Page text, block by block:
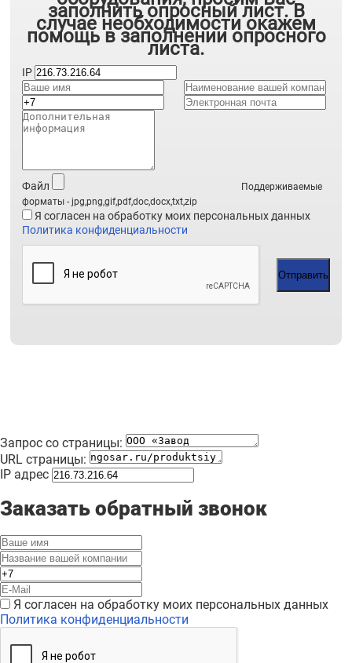
заполнить опросный лист. В
случае необходимости окажем
помощь в заполнении опросного
листа.
IP
Файл
Поддерживаемые
форматы - jpg,png,gif,pdf,doc,docx,txt,zip
Я согласен на обработку моих персональных данных
Политика конфиденциальности
Отправить
Запрос со страницы:
URL страницы:
IP адрес
Заказать обратный звонок
Я согласен на обработку моих персональных данных
Политика конфиденциальности